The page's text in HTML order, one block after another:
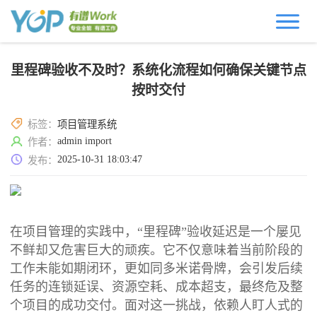
里程碑验收不及时？系统化流程如何确保关键节点
按时交付
标签：项目管理系统
作者：admin import
发布：2025-10-31 18:03:47
在项目管理的实践中，“里程碑”验收延迟是一个屡见
不鲜却又危害巨大的顽疾。它不仅意味着当前阶段的
工作未能如期闭环，更如同多米诺骨牌，会引发后续
任务的连锁延误、资源空耗、成本超支，最终危及整
个项目的成功交付。面对这一挑战，依赖人盯人式的